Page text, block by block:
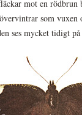
mot en rödbrun
som vuxen
ses mycket tidigt